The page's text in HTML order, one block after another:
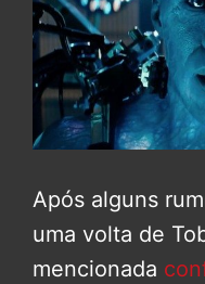
Após alguns
uma volta de
mencionada